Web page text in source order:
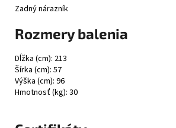
Zadný nárazník
Rozmery balenia
Dĺžka (cm): 213
Šírka (cm): 57
Výška (cm): 96
Hmotnosť (kg): 30